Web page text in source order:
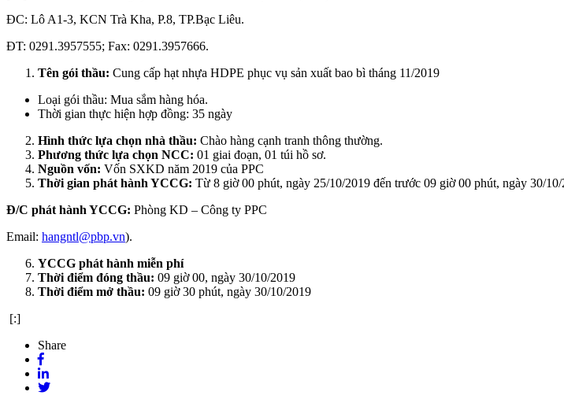
ĐC: Lô A1-3, KCN Trà Kha, P.8, TP.Bạc Liêu.
ĐT: 0291.3957555; Fax: 0291.3957666.
Tên gói thầu: Cung cấp hạt nhựa HDPE phục vụ sản xuất bao bì tháng 11/2019
Loại gói thầu: Mua sắm hàng hóa.
Thời gian thực hiện hợp đồng: 35 ngày
Hình thức lựa chọn nhà thầu: Chào hàng cạnh tranh thông thường.
Phương thức lựa chọn NCC: 01 giai đoạn, 01 túi hồ sơ.
Nguồn vốn: Vốn SXKD năm 2019 của PPC
Thời gian phát hành YCCG: Từ 8 giờ 00 phút, ngày 25/10/2019 đến trước 09 giờ 00 phút, ngày 30/10/
Đ/C phát hành YCCG: Phòng KD – Công ty PPC
Email: hangntl@pbp.vn).
YCCG phát hành miễn phí
Thời điểm đóng thầu: 09 giờ 00, ngày 30/10/2019
Thời điểm mở thầu: 09 giờ 30 phút, ngày 30/10/2019
[:]
Share